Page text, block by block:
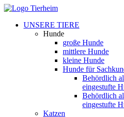
UNSERE TIERE
Hunde
große Hunde
mittlere Hunde
kleine Hunde
Hunde für
Behördlich
eingestufte
Behördlich
eingestufte
Katzen